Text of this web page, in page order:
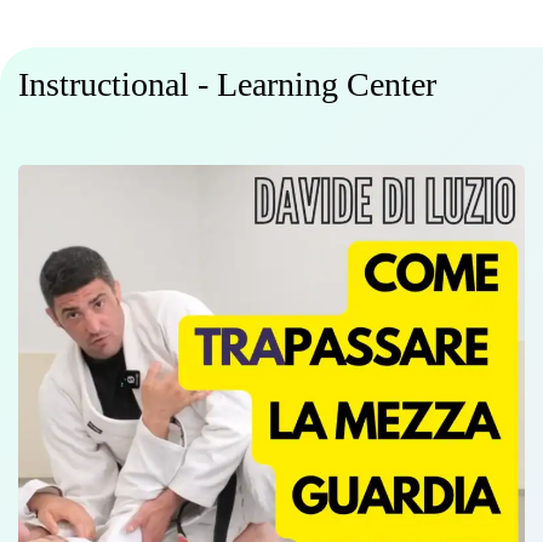
Instructional - Learning Center